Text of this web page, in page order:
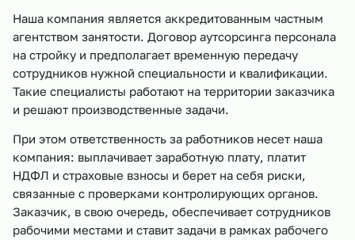
Наша компания является аккредитованным частным
агентством занятости. Договор аутсорсинга персонала
на стройку и предполагает временную передачу
сотрудников нужной специальности и квалификации.
Такие специалисты работают на территории заказчика
и решают производственные задачи.
При этом ответственность за работников несет наша
компания: выплачивает заработную плату, платит
НДФЛ и страховые взносы и берет на себя риски,
связанные с проверками контролирующих органов.
Заказчик, в свою очередь, обеспечивает сотрудников
рабочими местами и ставит задачи в рамках рабочего